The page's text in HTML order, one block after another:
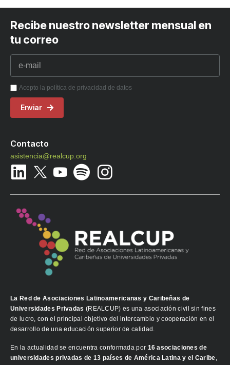
Recibe nuestro newsletter mensual en
tu correo
Acepto la política de privacidad de datos
Enviar
Contacto
asistencia@realcup.org
La Red de Asociaciones Latinoamericanas y Caribeñas de
Universidades Privadas (REALCUP) es una asociación civil sin fines
de lucro, con el principal objetivo del intercambio y cooperación en el
desarrollo de una educación superior de calidad.
En la actualidad se encuentra conformada por 16 asociaciones de
universidades privadas de 13 países de América Latina y el Caribe